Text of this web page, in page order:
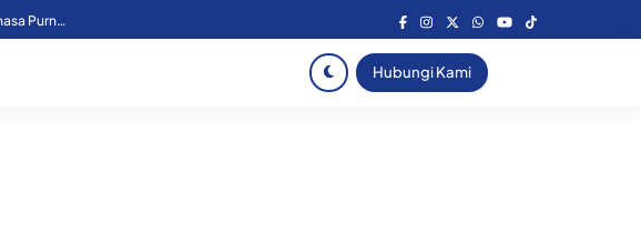
49 Personil Polres Sergai melaksanakan Rotasi Penyegaran dan 2 memasuki masa Purnawirawan
Hubungi Kami